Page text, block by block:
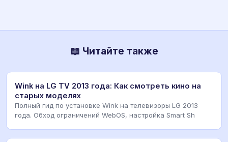
📖 Читайте также
Wink на LG TV 2013 года: Как смотреть кино на
старых моделях
Полный гид по установке Wink на телевизоры LG 2013
года. Обход ограничений WebOS, настройка Smart Sh